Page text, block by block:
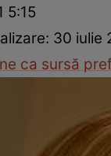
5:15
30 iulie
ca sursă